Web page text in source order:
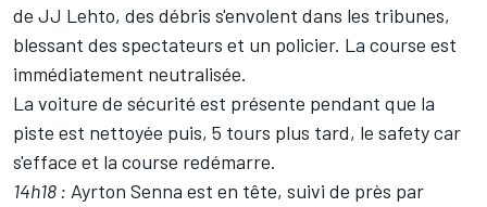
de JJ Lehto, des débris s'envolent dans les tribunes,
blessant des spectateurs et un policier. La course est
immédiatement neutralisée.
La voiture de sécurité est présente pendant que la
piste est nettoyée puis, 5 tours plus tard, le safety car
s'efface et la course redémarre.
14h18 : Ayrton Senna est en tête, suivi de près par